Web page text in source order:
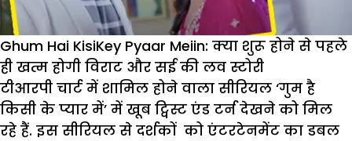
Ghum Hai KisiKey Pyaar Meiin: क्या शुरू होने से पहले
ही खत्म होगी विराट और सई की लव स्टोरी
टीआरपी चार्ट में शामिल होने वाला सीरियल ‘गुम है
किसी के प्यार में’ में खूब ट्विस्ट एंड टर्न देखने को मिल
रहे हैं. इस सीरियल से दर्शकों को एंटरटेनमेंट का डबल